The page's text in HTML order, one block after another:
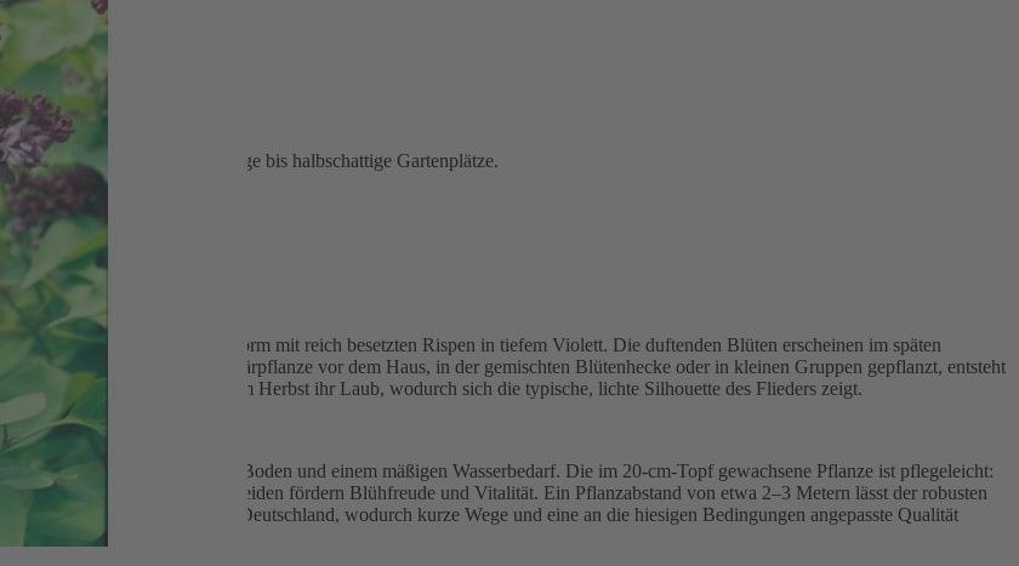
Blickfang für sonnige bis halbschattige Gartenplätze.
zu 4–5 Meter hohe Wuchsform mit reich besetzten Rispen in tiefem Violett. Die duftenden Blüten erscheinen im späten
Akzent. Als Solitärpflanze vor dem Haus, in der gemischten Blütenhecke oder in kleinen Gruppen gepflanzt, entsteht
nicht giftig und verliert im Herbst ihr Laub, wodurch sich die typische, lichte Silhouette des Flieders zeigt.
nährstoffreichem Boden und einem mäßigen Wasserbedarf. Die im 20-cm-Topf gewachsene Pflanze ist pflegeleicht:
gelegentliches Zurückschneiden fördern Blühfreude und Vitalität. Ein Pflanzabstand von etwa 2–3 Metern lässt der robusten
in Familienbetrieben in Deutschland, wodurch kurze Wege und eine an die hiesigen Bedingungen angepasste Qualität